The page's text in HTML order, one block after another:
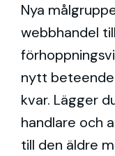
Nya
webbhandel
nytt
kvar. Lägger
handlare och
till den äldre